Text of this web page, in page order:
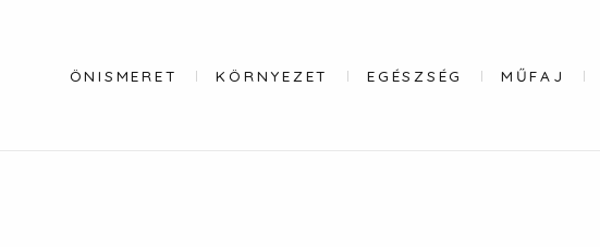
ÖNISMERET KÖRNYEZET EGÉSZSÉG MŰFAJ